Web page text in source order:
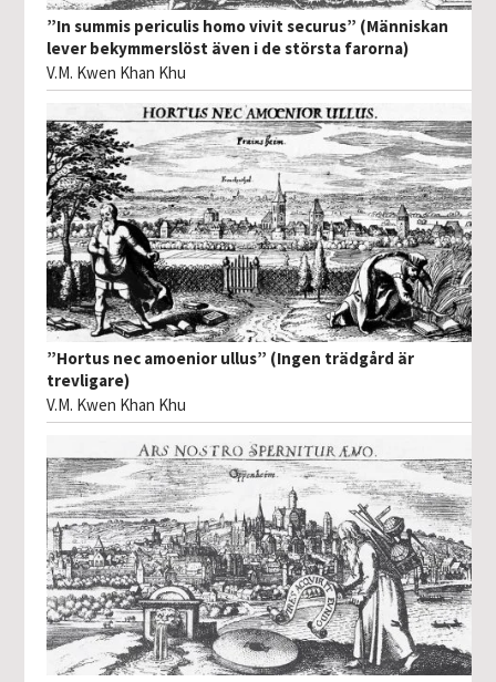
”In summis periculis homo vivit securus” (Människan
lever bekymmerslöst även i de största farorna)
V.M. Kwen Khan Khu
”Hortus nec amoenior ullus” (Ingen trädgård är
trevligare)
V.M. Kwen Khan Khu